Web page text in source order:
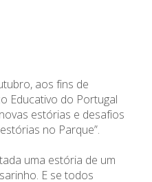
aos fins de
Educativo do Portugal
estórias e desafios
no Parque”.
uma estória de um
E se todos